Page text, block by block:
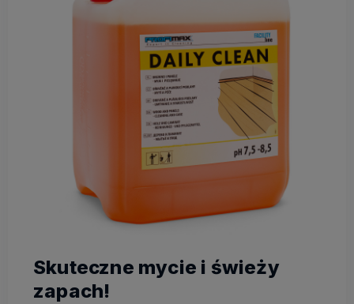
Skuteczne mycie i świeży
zapach!